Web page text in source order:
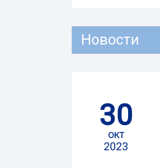
Новости
30
окт
2023